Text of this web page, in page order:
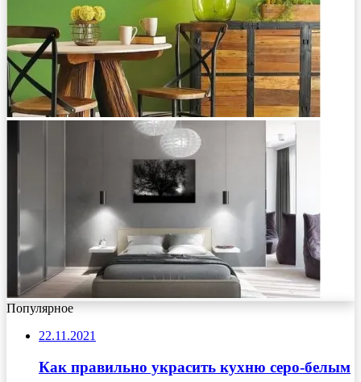
Популярное
22.11.2021
Как правильно украсить кухню серо-белым